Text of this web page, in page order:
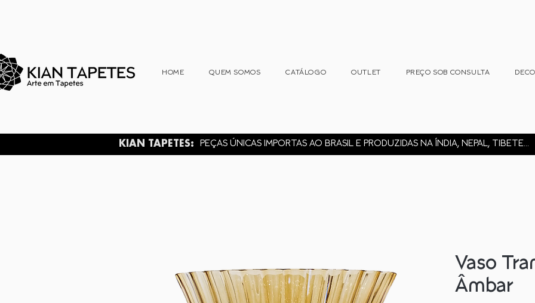
HOME QUEM SOMOS CATÁLOGO OUTLET PREÇO SOB CONSULTA
KIAN TAPETES: PEÇAS ÚNICAS IMPORTAS AO BRASIL E PRODUZIDAS NA ÍNDIA, NEPAL, TIBETE...
Vaso
Âmbar